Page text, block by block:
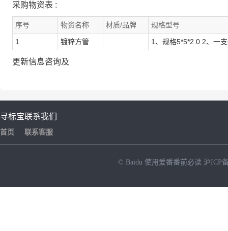
采购物资表 :
序号 物资名称 材质/品牌 规格型号
1 镀锌方管 1、规格5*5*2.0 2、一
更新信息咨询及
寻标宝
首页
联系我们
联系客服
© Baidu 使用爱番番前必读 沪ICP